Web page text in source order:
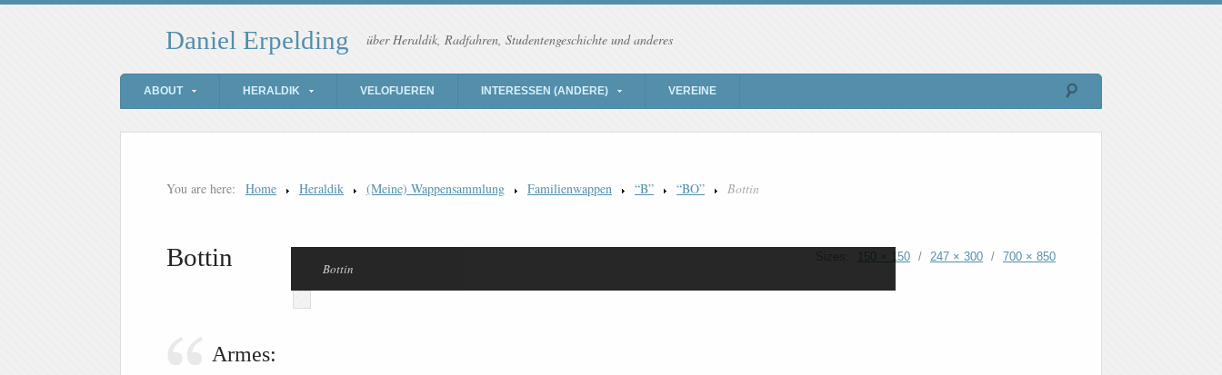
Daniel Erpelding über Heraldik, Radfahren, Studentengeschichte und anderes
ABOUT HERALDIK VELOFUEREN INTERESSEN (ANDERE) VEREINE
You are here: Home Heraldik (Meine) Wappensammlung Familienwappen “B” “BO” Bottin
Bottin 150 × 150 / 247 × 300 / 700 × 850
Bottin
Armes: